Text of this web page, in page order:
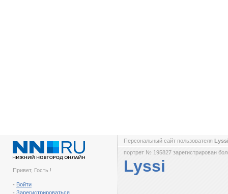
Привет, Гость !
- Войти
- Зарегистрироваться
Персональный сайт пользователя
портрет № 195827 зарегистрирован
Lyssi